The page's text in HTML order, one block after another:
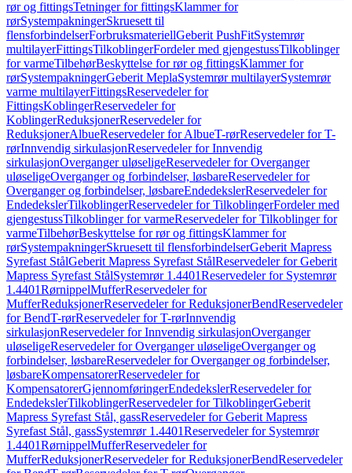
rør og fittingsTetninger for fittingsKlammer for
rørSystempakningerSkruesett til
flensforbindelserForbruksmateriellGeberit PushFitSystemrør
multilayerFittingsTilkoblingerFordeler med gjengestussTilkoblinger
for varmeTilbehørBeskyttelse for rør og fittingsKlammer for
rørSystempakningerGeberit MeplaSystemrør multilayerSystemrør
varme multilayerFittingsReservedeler for
FittingsKoblingerReservedeler for
KoblingerReduksjonerReservedeler for
ReduksjonerAlbueReservedeler for AlbueT-rørReservedeler for T-
rørInnvendig sirkulasjonReservedeler for Innvendig
sirkulasjonOverganger uløseligeReservedeler for Overganger
uløseligeOverganger og forbindelser, løsbareReservedeler for
Overganger og forbindelser, løsbareEndedekslerReservedeler for
EndedekslerTilkoblingerReservedeler for TilkoblingerFordeler med
gjengestussTilkoblinger for varmeReservedeler for Tilkoblinger for
varmeTilbehørBeskyttelse for rør og fittingsKlammer for
rørSystempakningerSkruesett til flensforbindelserGeberit Mapress
Syrefast StålGeberit Mapress Syrefast StålReservedeler for Geberit
Mapress Syrefast StålSystemrør 1.4401Reservedeler for Systemrør
1.4401RørnippelMufferReservedeler for
MufferReduksjonerReservedeler for ReduksjonerBendReservedeler
for BendT-rørReservedeler for T-rørInnvendig
sirkulasjonReservedeler for Innvendig sirkulasjonOverganger
uløseligeReservedeler for Overganger uløseligeOverganger og
forbindelser, løsbareReservedeler for Overganger og forbindelser,
løsbareKompensatorerReservedeler for
KompensatorerGjennomføringerEndedekslerReservedeler for
EndedekslerTilkoblingerReservedeler for TilkoblingerGeberit
Mapress Syrefast Stål, gassReservedeler for Geberit Mapress
Syrefast Stål, gassSystemrør 1.4401Reservedeler for Systemrør
1.4401RørnippelMufferReservedeler for
MufferReduksjonerReservedeler for ReduksjonerBendReservedeler